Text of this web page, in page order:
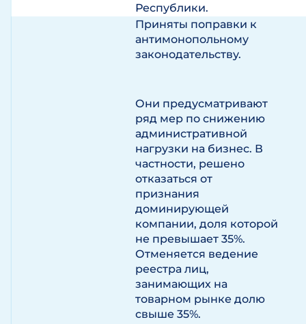
Республики.
Приняты поправки к
антимонопольному
законодательству.
Они предусматривают
ряд мер по снижению
административной
нагрузки на бизнес. В
частности, решено
отказаться от
признания
доминирующей
компании, доля которой
не превышает 35%.
Отменяется ведение
реестра лиц,
занимающих на
товарном рынке долю
свыше 35%.